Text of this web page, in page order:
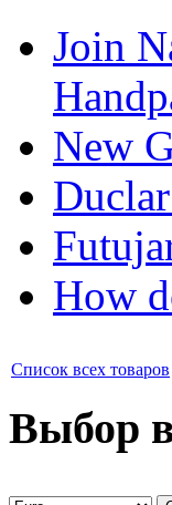
Join
New
How
Список всех товаров
Выбор